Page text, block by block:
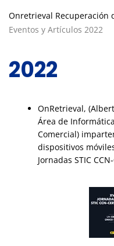
Onretrieval Recuperación
Eventos y Artículos 2022
2022
OnRetrieval,
Área de
Comercial)
dispositivos
Jornadas STIC